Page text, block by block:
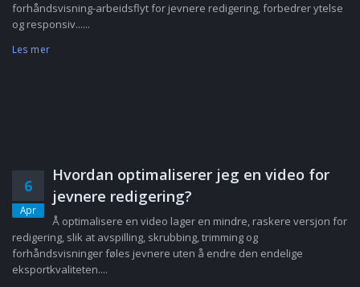
forhåndsvisning-arbeidsflyt for jevnere redigering, forbedrer ytelse
og responsiv......
Les mer
6
Apr
Hvordan optimaliserer jeg en video for
jevnere redigering?
Å optimalisere en video lager en mindre, raskere versjon for
redigering, slik at avspilling, skrubbing, trimming og
forhåndsvisninger føles jevnere uten å endre den endelige
eksportkvaliteten....